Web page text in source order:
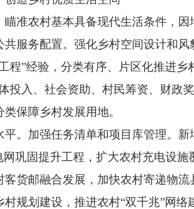
农村基本具备现代生活条件，因
服务配置。强化乡村空间设计和
程”经验，分类有序、片区化推进
投入、社会资助、村民筹资、财政
保障乡村发展用地。
加强任务清单和项目库管理。新
巩固提升工程，扩大农村充电设
货邮融合发展，加快农村寄递物
规划建设，推进农村“双千兆”网